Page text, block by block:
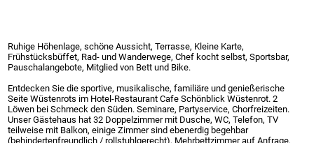
Ruhige Höhenlage, schöne Aussicht, Terrasse, Kleine Karte,
Frühstücksbüffet, Rad- und Wanderwege, Chef kocht selbst, Sportsbar,
Pauschalangebote, Mitglied von Bett und Bike.
Entdecken Sie die sportive, musikalische, familiäre und genießerische
Seite Wüstenrots im Hotel-Restaurant Cafe Schönblick Wüstenrot. 2
Löwen bei Schmeck den Süden. Seminare, Partyservice, Chorfreizeiten.
Unser Gästehaus hat 32 Doppelzimmer mit Dusche, WC, Telefon, TV
teilweise mit Balkon, einige Zimmer sind ebenerdig begehbar
(behindertenfreundlich / rollstuhlgerecht), Mehrbettzimmer auf Anfrage,